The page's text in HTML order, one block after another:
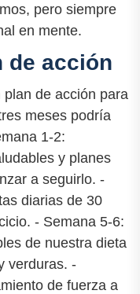
pero siempre
en mente.
de acción
de acción para
meses podría
1-2:
y planes
a seguirlo. -
diarias de 30
- Semana 5-6:
de nuestra dieta
verduras. -
de fuerza a